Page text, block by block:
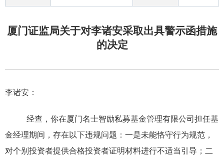
厦门证监局关于对李诸安采取出具警示函措施
的决定
李诸安：
经查，你在厦门名士智励私募基金管理有限公司担任基
金经理期间， 存在以下违规问题 ： 一是未能恪守行为规范，
对个别 投资者提供合格投资者证明材料进行不适当引导 ；二